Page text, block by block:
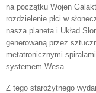
na początku Wojen
rozdzielenie płci w
nasza planeta i Układ
generowaną przez
metatronicznymi
systemem Wesa.
Z tego starożytnego